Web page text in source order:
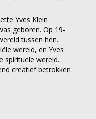
Yves Klein
geboren. Op 19-
tussen hen.
wereld, en Yves
spirituele wereld.
creatief betrokken
als vrienden.
en Arman noemde